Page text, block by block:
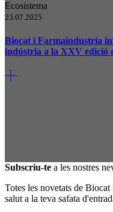
Ecosistema
23.07.2025
Biocat i Farmaindustria
indústria a la XXV edició
Subscriu-te a les nostres
Totes les novetats de
salut a la teva safata